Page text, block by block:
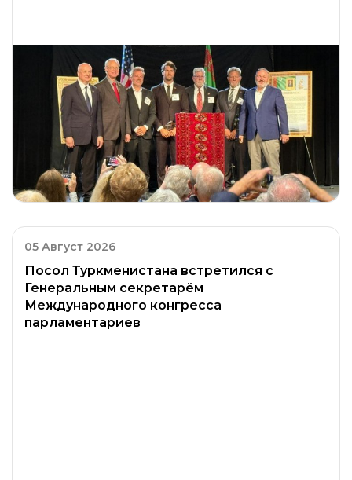
05 Август 2026
Посол Туркменистана встретился с
Генеральным секретарём
Международного конгресса
парламентариев